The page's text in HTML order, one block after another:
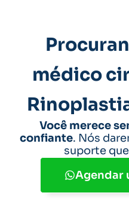
médico
Você merece
confiante. Nós
suporte
Agendar